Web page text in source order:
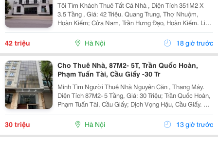
Tôi Tìm Khách Thuê Tất Cả Nhà , Diện Tích 351M2 X
3.5 Tầng , Giá: 42 Triệu. Quang Trung, Thợ Nhuộm,
Hoàn Kiếm; Cửa Nam, Trần Hưng Đạo, Hoàn Kiếm. Liên
Hệ Chủ Nhà: 0947910983 . Vị Trí Gần Ngã Ba, Khu Đông
Dân Cư, Kinh Doanh Sầm Uất, Nhiều Trụ Sở Văn...
42 triệu Hà Nội 18 giờ trước
Cho Thuê Nhà, 87M2- 5T, Trần Quốc Hoàn,
Phạm Tuấn Tài, Cầu Giấy -30 Tr
Mình Tìm Người Thuê Nhà Nguyên Căn , Thang Máy.
Diện Tích 87M2- 5 Tầng, Giá: 30 Triệu; Trần Quốc Hoàn,
Phạm Tuấn Tài, Cầu Giấy; Dịch Vọng Hậu, Cầu Giấy. +
Liên Hệ Trực Tiếp Chủ Nhà: 0988289962 + Vỉa Hè Lớn,
Mặt Tiền Rộng,Thoáng. + Vị Trí Gần Ngay...
30 triệu Hà Nội 13 giờ trước